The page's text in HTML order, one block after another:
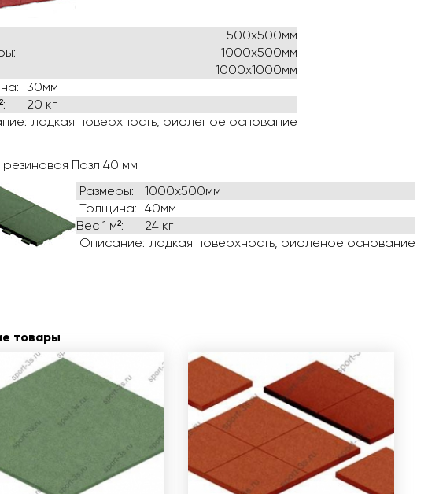
500x500мм
1000х500мм
1000х1000мм
30мм
20 кг
гладкая поверхность, рифленое основание
резиновая Пазл 40 мм
Размеры:
1000х500мм
Толщина: 40мм
Вес 1 м²:
24 кг
Описание:гладкая поверхность, рифленое основание
товары